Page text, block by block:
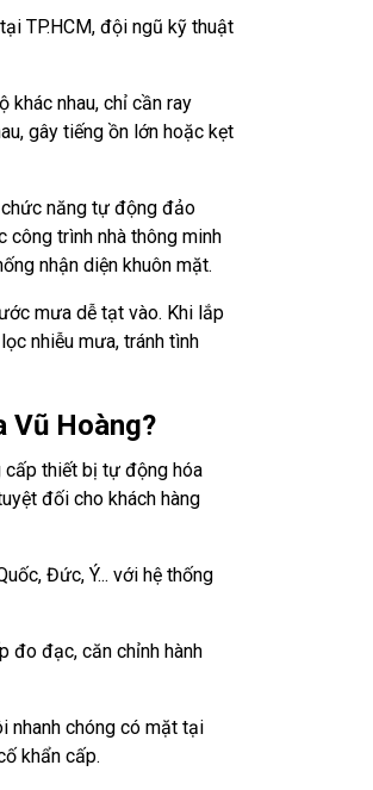
TP.HCM, đội ngũ kỹ thuật
khác nhau, chỉ cần ray
gây tiếng ồn lớn hoặc kẹt
năng tự động đảo
trình nhà thông minh
nhận diện khuôn mặt.
mưa dễ tạt vào. Khi lắp
nhiễu mưa, tránh tình
Vũ Hoàng?
cấp thiết bị tự động hóa
đối cho khách hàng
Đức, Ý... với hệ thống
đo đạc, căn chỉnh hành
nhanh chóng có mặt tại
khẩn cấp.